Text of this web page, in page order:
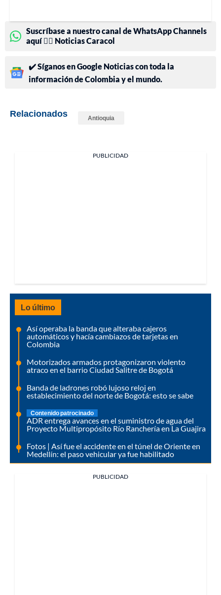
Suscríbase a nuestro canal de WhatsApp Channels
aquí 👉🏻 Noticias Caracol
✔️ Síganos en Google Noticias con toda la
información de Colombia y el mundo.
Relacionados Antioquia
PUBLICIDAD
Lo último
Así operaba la banda que alteraba cajeros
automáticos y hacía cambiazos de tarjetas en
Colombia
Motorizados armados protagonizaron violento
atraco en el barrio Ciudad Salitre de Bogotá
Banda de ladrones robó lujoso reloj en
establecimiento del norte de Bogotá: esto se sabe
Contenido patrocinado
ADR entrega avances en el suministro de agua del
Proyecto Multipropósito Río Ranchería en La Guajira
Fotos | Así fue el accidente en el túnel de Oriente en
Medellín: el paso vehicular ya fue habilitado
PUBLICIDAD